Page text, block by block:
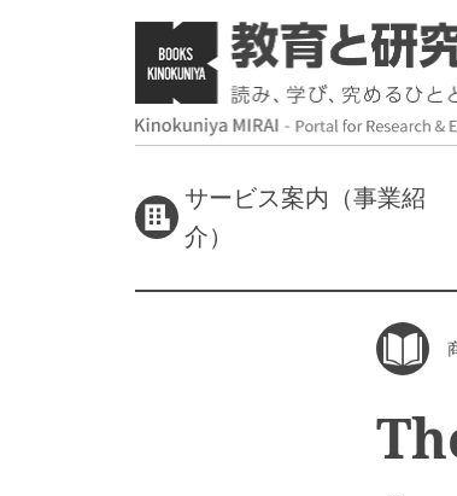
サービス案内（事業紹
介）